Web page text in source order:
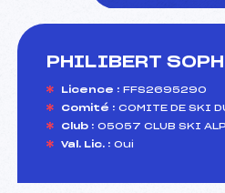
PHILIBERT
Licence : FFS2695290
Comité : COMITE DE SKI
Club : 05057 CLUB SKI
Val. Lic. : Oui